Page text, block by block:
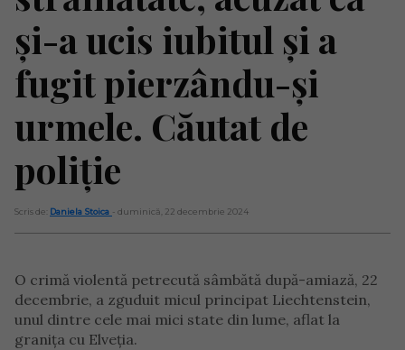
și-a ucis iubitul și a
fugit pierzându-și
urmele. Căutat de
poliție
Scris de: Daniela Stoica - duminică, 22 decembrie 2024
O crimă violentă petrecută sâmbătă după-amiază, 22
decembrie, a zguduit micul principat Liechtenstein,
unul dintre cele mai mici state din lume, aflat la
granița cu Elveția.